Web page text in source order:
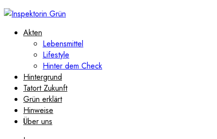
Akten
Lebensmittel
Lifestyle
Hinter dem Check
Hintergrund
Tatort Zukunft
Grün erklärt
Hinweise
Über uns